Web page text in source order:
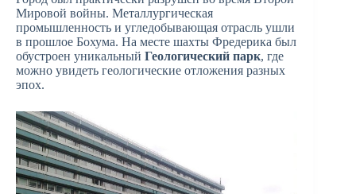
Мировой войны. Металлургическая
промышленность и угледобывающая отрасль ушли
в прошлое Бохума. На месте шахты Фредерика был
обустроен уникальный Геологический парк, где
можно увидеть геологические отложения разных
эпох.